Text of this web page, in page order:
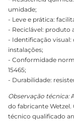
umidade;
- Leve e prática:
- Reciclável: produto
- Identificação visual:
instalações;
- Conformidade
15465;
- Durabilidade:
Observação técnica:
do fabricante
técnico qualificado